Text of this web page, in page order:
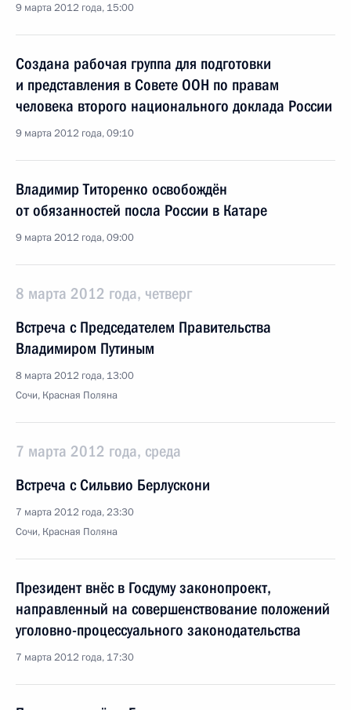
9 марта 2012 года, 15:00
Создана рабочая группа для подготовки
и представления в Совете ООН по правам
человека второго национального доклада России
9 марта 2012 года, 09:10
Владимир Титоренко освобождён
от обязанностей посла России в Катаре
9 марта 2012 года, 09:00
8 марта 2012 года, четверг
Встреча с Председателем Правительства
Владимиром Путиным
8 марта 2012 года, 13:00
Сочи, Красная Поляна
7 марта 2012 года, среда
Встреча с Сильвио Берлускони
7 марта 2012 года, 23:30
Сочи, Красная Поляна
Президент внёс в Госдуму законопроект,
направленный на совершенствование положений
уголовно-процессуального законодательства
7 марта 2012 года, 17:30